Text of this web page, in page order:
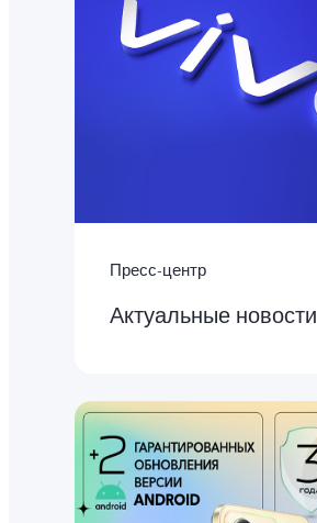
Пресс-центр
Актуальные новости